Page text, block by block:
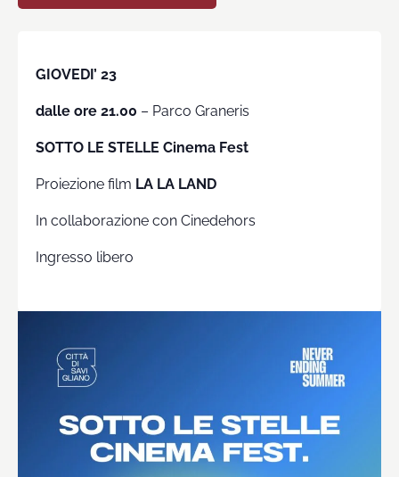
GIOVEDI’ 23
dalle ore 21.00 – Parco Graneris
SOTTO LE STELLE Cinema Fest
Proiezione film LA LA LAND
In collaborazione con Cinedehors
Ingresso libero